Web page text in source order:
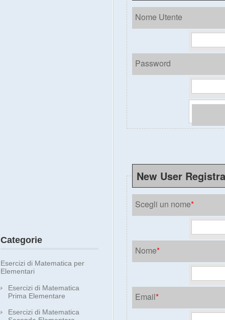
Nome Utente
Password
New User
Scegli un nome*
Nome*
Email*
Categorie
Esercizi di Matematica per
Elementari
Esercizi di Matematica
Prima Elementare
Esercizi di Matematica